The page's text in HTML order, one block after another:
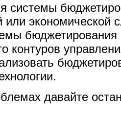
системы
или экономической
бюджетирования
контуров
давайте